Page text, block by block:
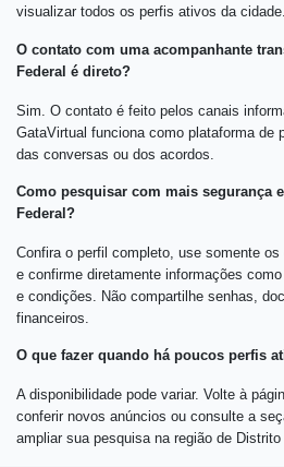
visualizar todos os perfis ativos da cidade.
O contato com uma acompanhante
Federal é direto?
Sim. O contato é feito pelos canais
GataVirtual funciona como plataforma de
das conversas ou dos acordos.
Como pesquisar com mais segurança
Federal?
Confira o perfil completo, use somente
e confirme diretamente informações
e condições. Não compartilhe senhas,
financeiros.
O que fazer quando há poucos perfis
A disponibilidade pode variar. Volte à
conferir novos anúncios ou consulte a
ampliar sua pesquisa na região de Distrito